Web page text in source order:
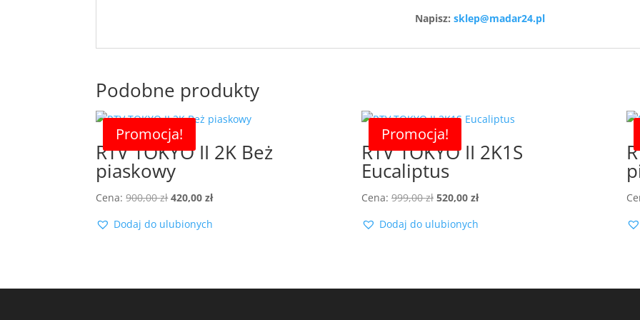
Napisz: sklep@madar24.pl
Podobne produkty
Promocja!
RTV TOKYO II 2K Beż
piaskowy
Cena:900,00złPierwotna
wynosiła:
420,00złAktualna
Dodaj do ulubionych
Promocja!
RTV TOKYO II 2K1S
Eucaliptus
Cena: 999,00zł Pierwotna
wynosiła:
520,00 złAktualna
wynosi:
Dodaj do ulubionych